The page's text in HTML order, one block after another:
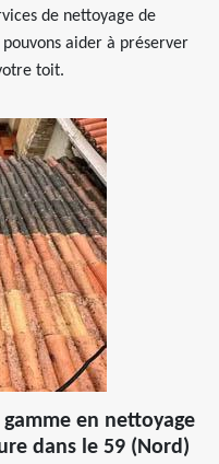
de nettoyage de
aider à préserver
toit.
en nettoyage
dans le 59 (Nord)